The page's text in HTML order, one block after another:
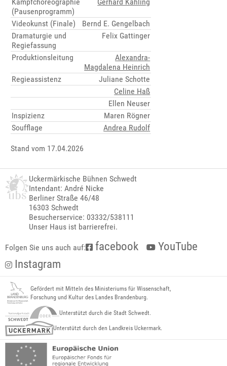
(Pausenprogramm)
Videokunst (Finale)
Bernd E. Gengelbach
Dramaturgie und
Regiefassung
Felix Gattinger
Produktionsleitung
Alexandra-
Magdalena Heinrich
Regieassistenz
Juliane Schotte
Celine Haß
Ellen Neuser
Inspizienz
Maren Rögner
Soufflage
Andrea Rudolf
Stand vom 17.04.2026
Uckermärkische Bühnen Schwedt
Intendant: André Nicke
Berliner Straße 46/48
16303 Schwedt
Besucherservice: 03332/538111
Unser Haus ist barrierefrei.
Folgen Sie uns auch auf: facebook
YouTube
Instagram
Gefördert mit Mitteln des Ministeriums für Wissenschaft,
Forschung und Kultur des Landes Brandenburg.
Unterstützt durch die Stadt Schwedt.
Unterstützt durch den Landkreis Uckermark.